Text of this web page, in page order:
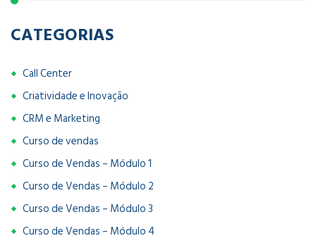
CATEGORIAS
Call Center
Criatividade e Inovação
CRM e Marketing
Curso de vendas
Curso de Vendas – Módulo 1
Curso de Vendas – Módulo 2
Curso de Vendas – Módulo 3
Curso de Vendas – Módulo 4